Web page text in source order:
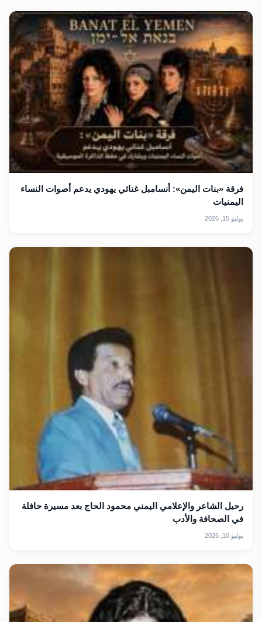
فرقة «بنات اليمن»: أنسامبل غنائي يهودي يدعم أصوات النساء
اليمنيات
يوليو 15, 2026
رحيل الشاعر والإعلامي اليمني محمود الحاج بعد مسيرة حافلة
في الصحافة والأدب
يوليو 10, 2026